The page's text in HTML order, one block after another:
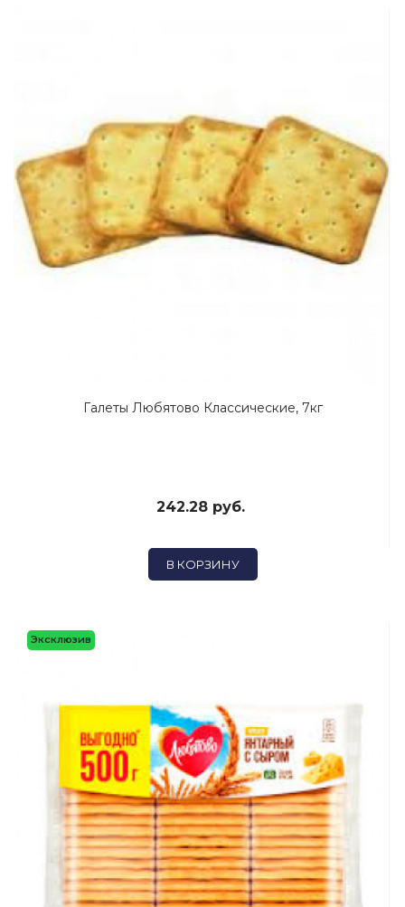
Галеты Любятово Классические, 7кг
242.28 руб.
В КОРЗИНУ
Эксклюзив